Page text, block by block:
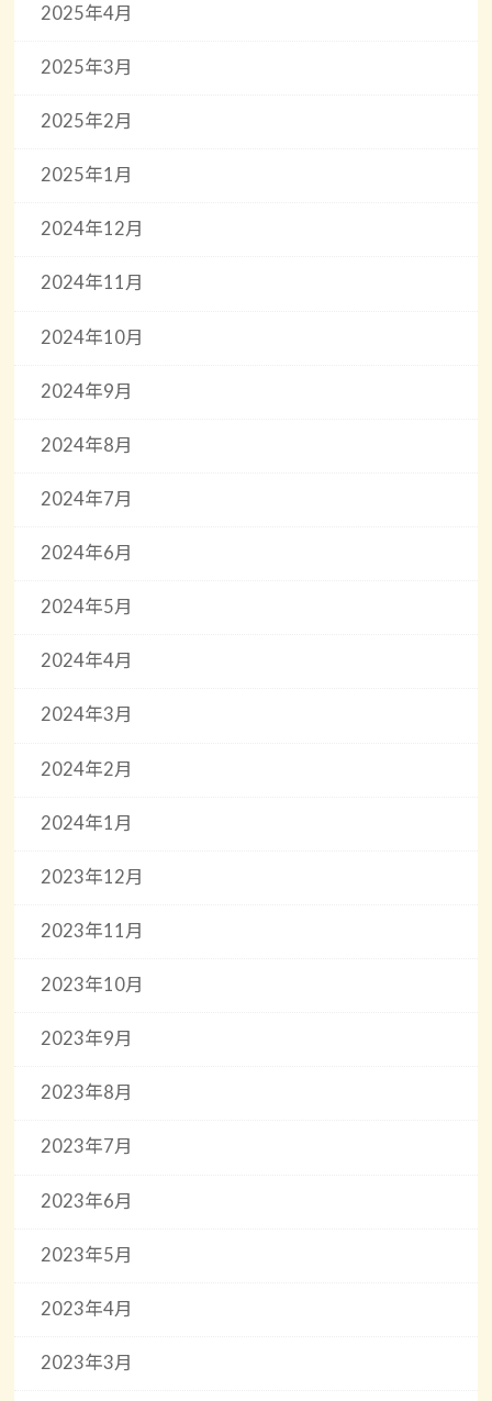
2025年4月
2025年3月
2025年2月
2025年1月
2024年12月
2024年11月
2024年10月
2024年9月
2024年8月
2024年7月
2024年6月
2024年5月
2024年4月
2024年3月
2024年2月
2024年1月
2023年12月
2023年11月
2023年10月
2023年9月
2023年8月
2023年7月
2023年6月
2023年5月
2023年4月
2023年3月